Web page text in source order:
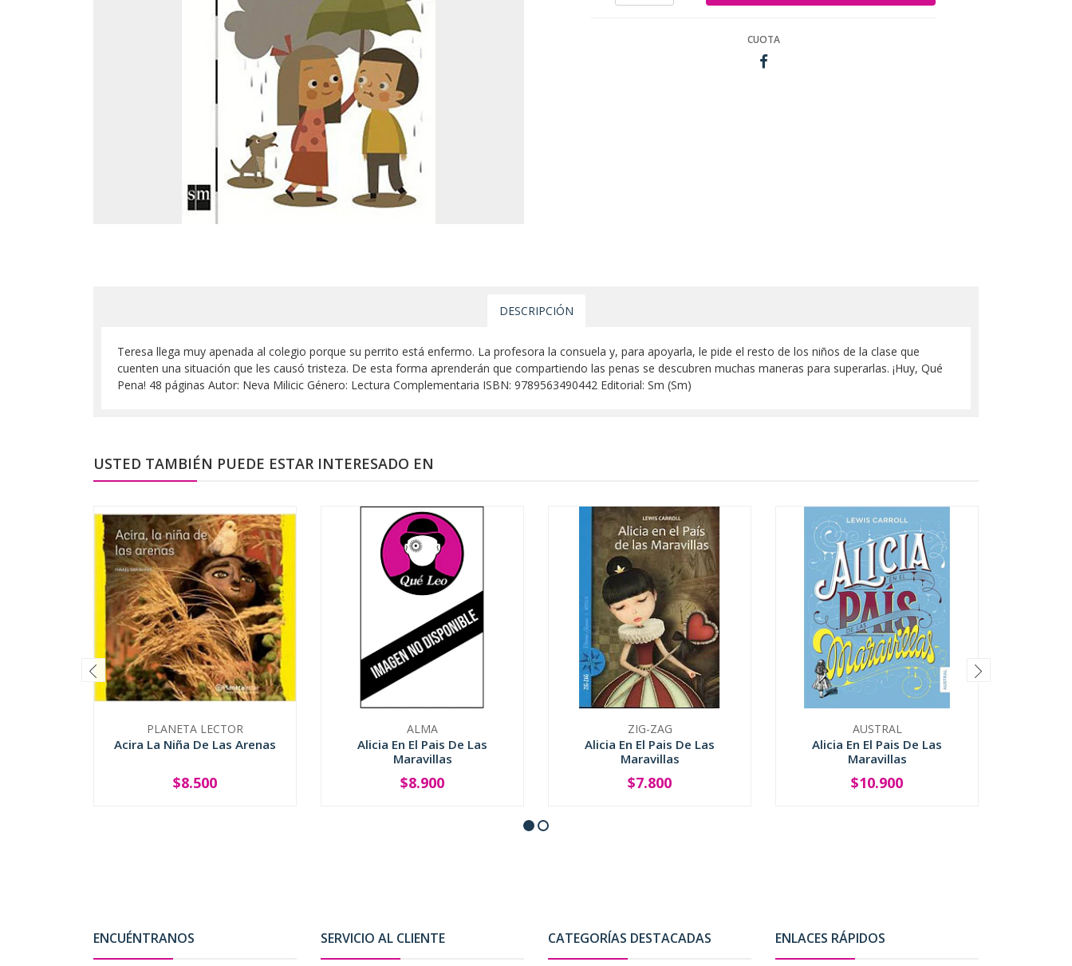
CUOTA
DESCRIPCIÓN
Teresa llega muy apenada al colegio porque su perrito está enfermo. La profesora la consuela y, para apoyarla, le pide el resto de los niños de la clase que
cuenten una situación que les causó tristeza. De esta forma aprenderán que compartiendo las penas se descubren muchas maneras para superarlas. ¡Huy, Qué
Pena! 48 páginas Autor: Neva Milicic Género: Lectura Complementaria ISBN: 9789563490442 Editorial: Sm (Sm)
USTED TAMBIÉN PUEDE ESTAR INTERESADO EN
PLANETA LECTOR
Acira La Niña De Las Arenas
+
$8.500
ALMA
Alicia En El Pais De Las
Maravillas
+
$8.900
ZIG-ZAG
Alicia En El Pais De Las
Maravillas
+
$7.800
AUSTRAL
Alicia En El Pais De Las
Maravillas
+
$10.900
ENCUÉNTRANOS SERVICIO AL CLIENTE CATEGORÍAS DESTACADAS ENLACES RÁPIDOS